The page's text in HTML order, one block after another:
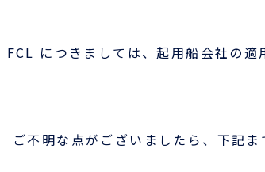
FCL につきましては、起用船会社の適
ご不明な点がございましたら、下記ま